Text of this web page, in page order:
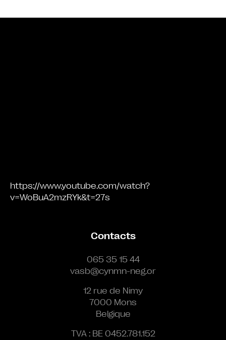
https://www.youtube.com/watch?
v=WoBuA2mzRYk&t=27s
Contacts
065 35 15 44
vasb@cynmn-neg.or
12 rue de Nimy
7000 Mons
Belgique
TVA : BE 0452.781.152